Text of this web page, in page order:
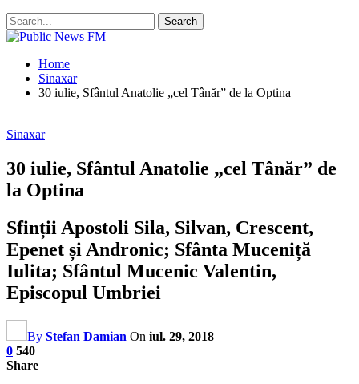
Home
Sinaxar
30 iulie, Sfântul Anatolie „cel Tânăr” de la Optina
Sinaxar
30 iulie, Sfântul Anatolie „cel Tânăr” de
la Optina
Sfinții Apostoli Sila, Silvan, Crescent,
Epenet și Andronic; Sfânta Muceniță
Iulita; Sfântul Mucenic Valentin,
Episcopul Umbriei
By Stefan Damian On iul. 29, 2018
0 540
Share